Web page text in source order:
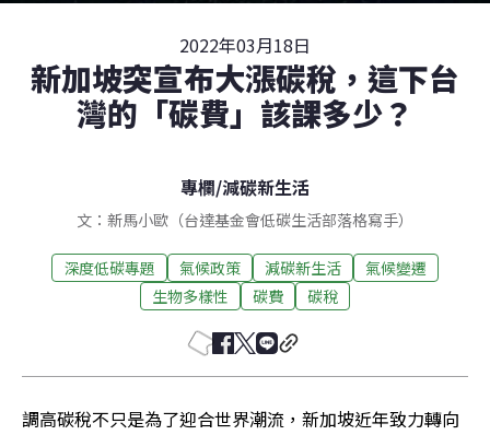
2022年03月18日
新加坡突宣布大漲碳稅，這下台
灣的「碳費」該課多少？
專欄/減碳新生活
文：新馬小歐（台達基金會低碳生活部落格寫手）
深度低碳專題 氣候政策 減碳新生活
氣候變遷
生物多樣性
碳費 碳稅
調高碳稅不只是為了迎合世界潮流，新加坡近年致力轉向